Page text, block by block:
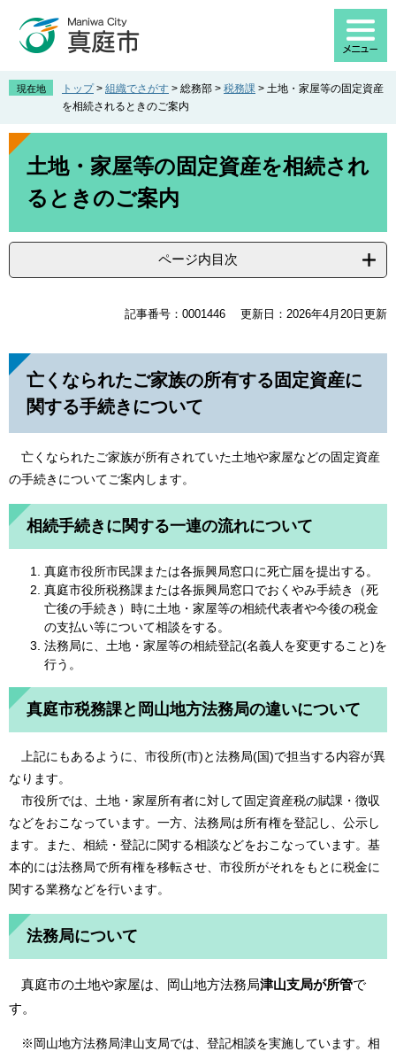
先
。
を
て
現在地 トップ > 組織でさがす > 総務部 > 税務課 > 土地・家屋等の固定資産
を相続されるときのご案内
本
土地・家屋等の固定資産を相続され
るときのご案内
ページ内目次
記事番号：0001446 更新日：2026年4月20日更新
亡くなられたご家族の所有する固定資産に
関する手続きについて
亡くなられたご家族が所有されていた土地や家屋などの固定資産
の手続きについてご案内します。
相続手続きに関する一連の流れについて
真庭市役所市民課または各振興局窓口に死亡届を提出する。
真庭市役所税務課または各振興局窓口でおくやみ手続き（死
亡後の手続き）時に土地・家屋等の相続代表者や今後の税金
の支払い等について相談をする。
法務局に、土地・家屋等の相続登記(名義人を変更すること)を
行う。
真庭市税務課と岡山地方法務局の違いについて
上記にもあるように、市役所(市)と法務局(国)で担当する内容が異
なります。
市役所では、土地・家屋所有者に対して固定資産税の賦課・徴収
などをおこなっています。一方、法務局は所有権を登記し、公示し
ます。また、相続・登記に関する相談などをおこなっています。基
本的には法務局で所有権を移転させ、市役所がそれをもとに税金に
関する業務などを行います。
法務局について
真庭市の土地や家屋は、岡山地方法務局津山支局が所管で
す。
※岡山地方法務局津山支局では、登記相談を実施しています。相